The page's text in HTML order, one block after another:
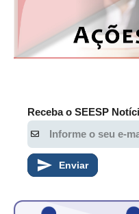
NÚCLEO JOVEM
Receba o SEESP
Enviar